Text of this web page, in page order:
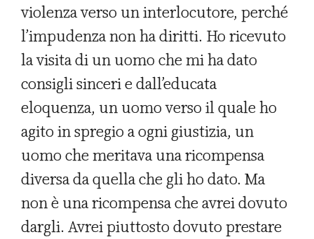
violenza verso un interlocutore, perché
l’impudenza non ha diritti. Ho ricevuto
la visita di un uomo che mi ha dato
consigli sinceri e dall’educata
eloquenza, un uomo verso il quale ho
agito in spregio a ogni giustizia, un
uomo che meritava una ricompensa
diversa da quella che gli ho dato. Ma
non è una ricompensa che avrei dovuto
dargli. Avrei piuttosto dovuto prestare